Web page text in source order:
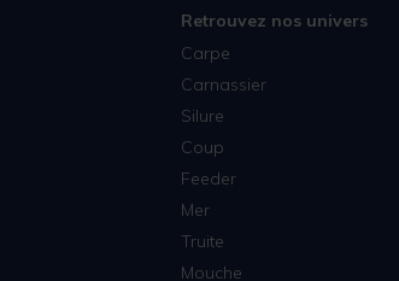
Retrouvez nos univers
Carpe
Carnassier
Silure
Coup
Feeder
Mer
Truite
Mouche